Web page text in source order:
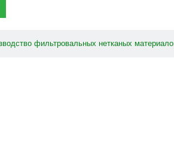
фильтровальных нетканых